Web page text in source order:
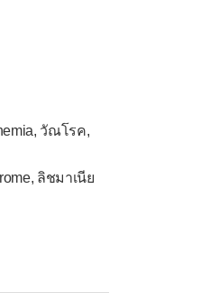
วัณโรค,
ลิชมาเนีย